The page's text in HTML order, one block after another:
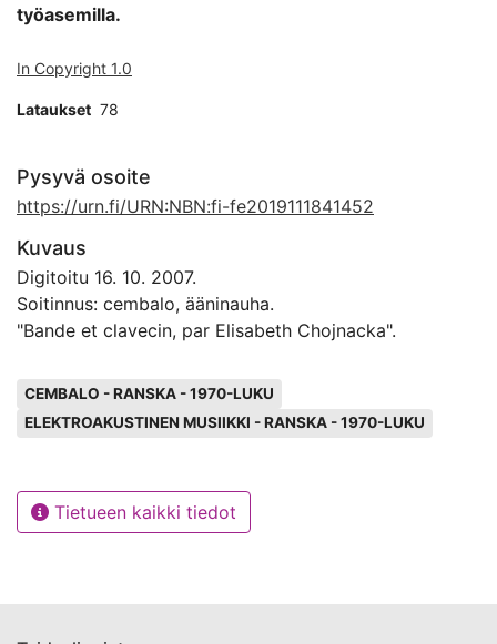
työasemilla.
In Copyright 1.0
Lataukset 78
Pysyvä osoite
https://urn.fi/URN:NBN:fi-fe2019111841452
Kuvaus
Digitoitu 16. 10. 2007.
Soitinnus: cembalo, ääninauha.
"Bande et clavecin, par Elisabeth Chojnacka".
CEMBALO - RANSKA - 1970-LUKU
ELEKTROAKUSTINEN MUSIIKKI - RANSKA - 1970-LUKU
Tietueen kaikki tiedot